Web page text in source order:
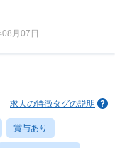
月07日
求人の特徴タグの説明
賞与あり